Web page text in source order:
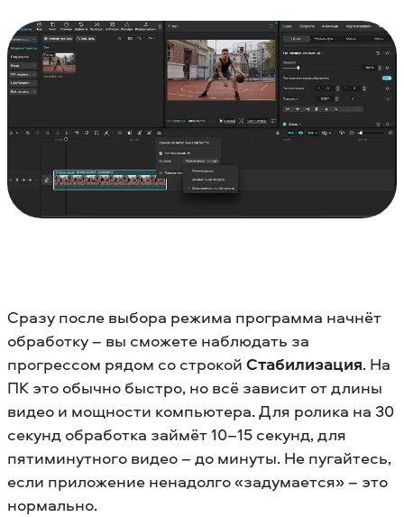
Сразу после выбора режима программа начнёт
обработку – вы сможете наблюдать за
прогрессом рядом со строкой Стабилизация. На
ПК это обычно быстро, но всё зависит от длины
видео и мощности компьютера. Для ролика на 30
секунд обработка займёт 10–15 секунд, для
пятиминутного видео – до минуты. Не пугайтесь,
если приложение ненадолго «задумается» – это
нормально.